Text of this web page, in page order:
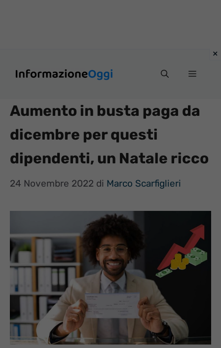
Menu
Aumento in busta paga da
dicembre per questi
dipendenti, un Natale ricco
24 Novembre 2022 di Marco Scarfiglieri